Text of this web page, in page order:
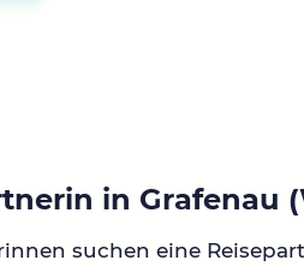
in Grafenau
suchen eine